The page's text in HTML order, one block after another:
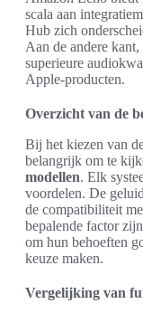
scala aan
Hub zich
Aan de andere
superieure
Apple-producten.
Overzicht van de
Bij het kiezen van
belangrijk om te
modellen. Elk
voordelen. De
de compatibiliteit
bepalende factor
om hun behoeften
keuze maken.
Vergelijking van